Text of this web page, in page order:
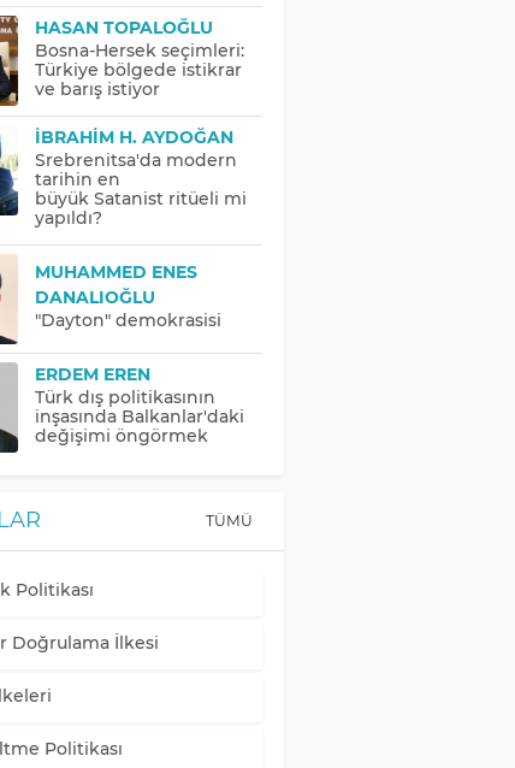
HASAN TOPALOĞLU
Bosna-Hersek seçimleri:
Türkiye bölgede istikrar
ve barış istiyor
İBRAHIM H. AYDOĞAN
Srebrenitsa'da modern
tarihin en
büyük Satanist ritüeli mi
yapıldı?
MUHAMMED ENES
DANALIOĞLU
"Dayton" demokrasisi
ERDEM EREN
Türk dış politikasının
inşasında Balkanlar'daki
değişimi öngörmek
TÜMÜ
Politikası
Doğrulama İlkesi
Politikası